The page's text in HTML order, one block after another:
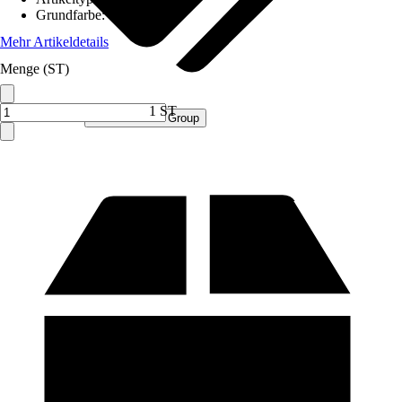
Verkauf durch: Procommerce Group
Grundfarbe:
Mehr Artikeldetails
Menge (ST)
1 ST